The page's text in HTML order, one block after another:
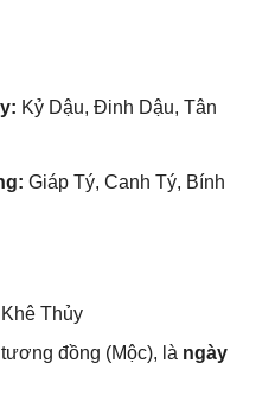
Kỷ Dậu, Đinh Dậu, Tân
Giáp Tý, Canh Tý, Bính
Thủy
đồnɡ (Mộc), là ngày